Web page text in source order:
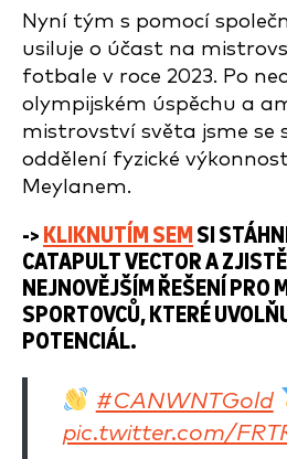
Nyní tým s pomocí
usiluje o účast na
fotbale v roce 2023. Po
olympijském úspěchu a
mistrovství světa jsme se
oddělení fyzické
Meylanem.
-> KLIKNUTÍM SEM SI
CATAPULT VECTOR A
NEJNOVĚJŠÍM ŘEŠENÍ PRO
SPORTOVCŮ, KTERÉ
POTENCIÁL.
#CANWNTGold
pic.twitter.com/